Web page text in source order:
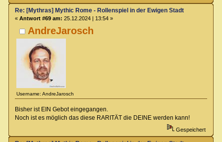
AndreJarosch
Username: AndreJarosch
Re: [Mythras] Mythic Rome - Rollenspiel in der Ewigen Stadt
« Antwort #69 am: 25.12.2024 | 13:54 »
Bisher ist EIN Gebot eingegangen.
Noch ist es möglich das diese RARITÄT die DEINE werden kann!
Gespeichert